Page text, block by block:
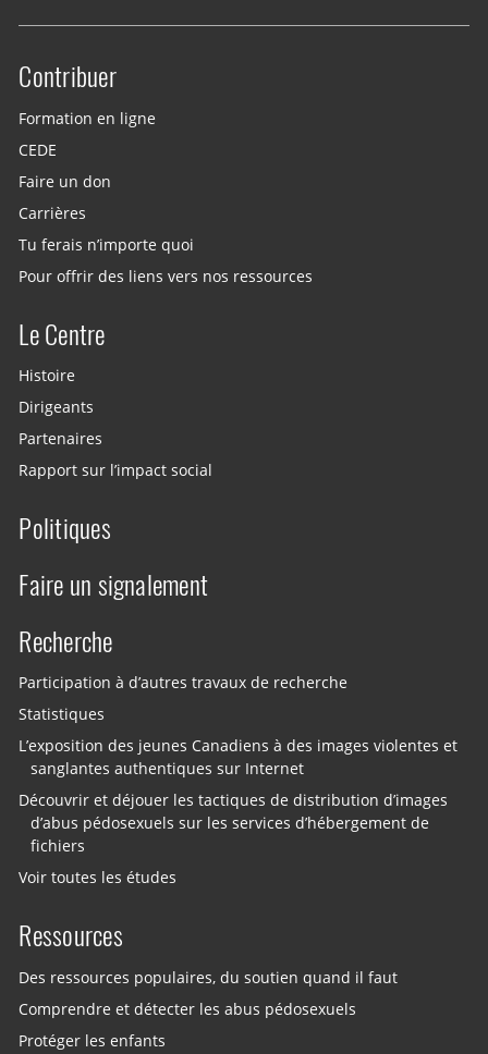
Site menu
Contribuer
Formation en ligne
CEDE
Faire un don
Carrières
Tu ferais n’importe quoi
Pour offrir des liens vers nos ressources
Le Centre
Histoire
Dirigeants
Partenaires
Rapport sur l’impact social
Politiques
Faire un signalement
Recherche
Participation à d’autres travaux de recherche
Statistiques
L’exposition des jeunes Canadiens à des images violentes et
sanglantes authentiques sur Internet
Découvrir et déjouer les tactiques de distribution d’images
d’abus pédosexuels sur les services d’hébergement de
fichiers
Voir toutes les études
Ressources
Des ressources populaires, du soutien quand il faut
Comprendre et détecter les abus pédosexuels
Protéger les enfants